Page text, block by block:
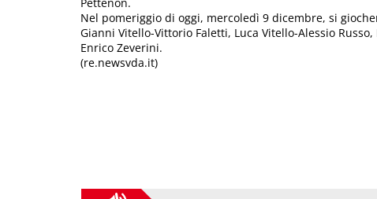
Nel pomeriggio di oggi, mercoledì 9 dicembre, si
Gianni Vitello-Vittorio Faletti, Luca Vitello-Alessio
Enrico Zeverini.
(re.newsvda.it)